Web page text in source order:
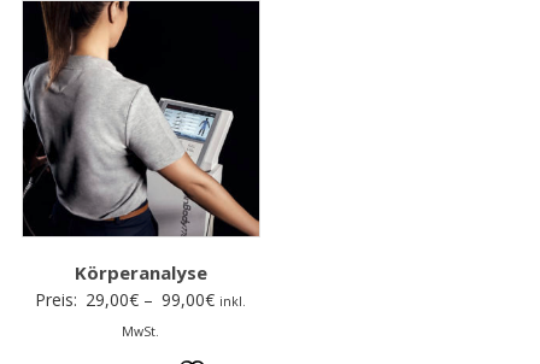
Körperanalyse
Preis: 29,00€ – 99,00€Preisspanne:
inkl.
MwSt.